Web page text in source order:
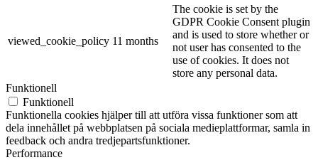
viewed_cookie_policy 11 months
The cookie is set by the
GDPR Cookie Consent plugin
and is used to store whether or
not user has consented to the
use of cookies. It does not
store any personal data.
Funktionell
Funktionell
Funktionella cookies hjälper till att utföra vissa funktioner som att
dela innehållet på webbplatsen på sociala medieplattformar, samla in
feedback och andra tredjepartsfunktioner.
Performance